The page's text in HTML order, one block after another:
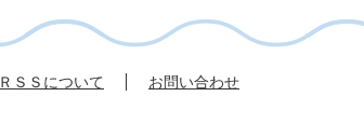
ＲＳＳについて お問い合わせ